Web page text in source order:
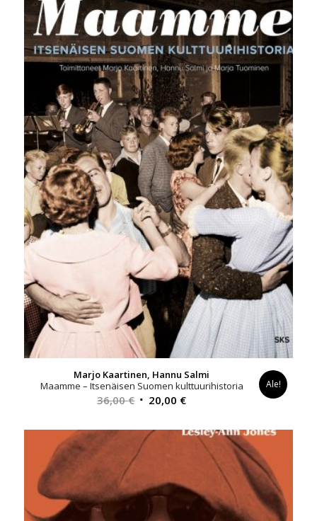
Marjo Kaartinen, Hannu Salmi
Maamme – Itsenäisen Suomen kulttuurihistoria
36,00€ Alkuperäinen
oli:
36,00 €.
20,00 €Nykyinen
on:
20,00 €.
Ale!